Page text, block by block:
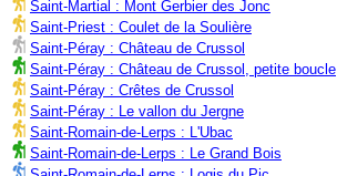
Saint-Martial : Mont Gerbier des Jonc
Saint-Priest : Coulet de la Soulière
Saint-Péray : Château de Crussol
Saint-Péray : Château de Crussol, petite boucle
Saint-Péray : Crêtes de Crussol
Saint-Péray : Le vallon du Jergne
Saint-Romain-de-Lerps : L'Ubac
Saint-Romain-de-Lerps : Le Grand Bois